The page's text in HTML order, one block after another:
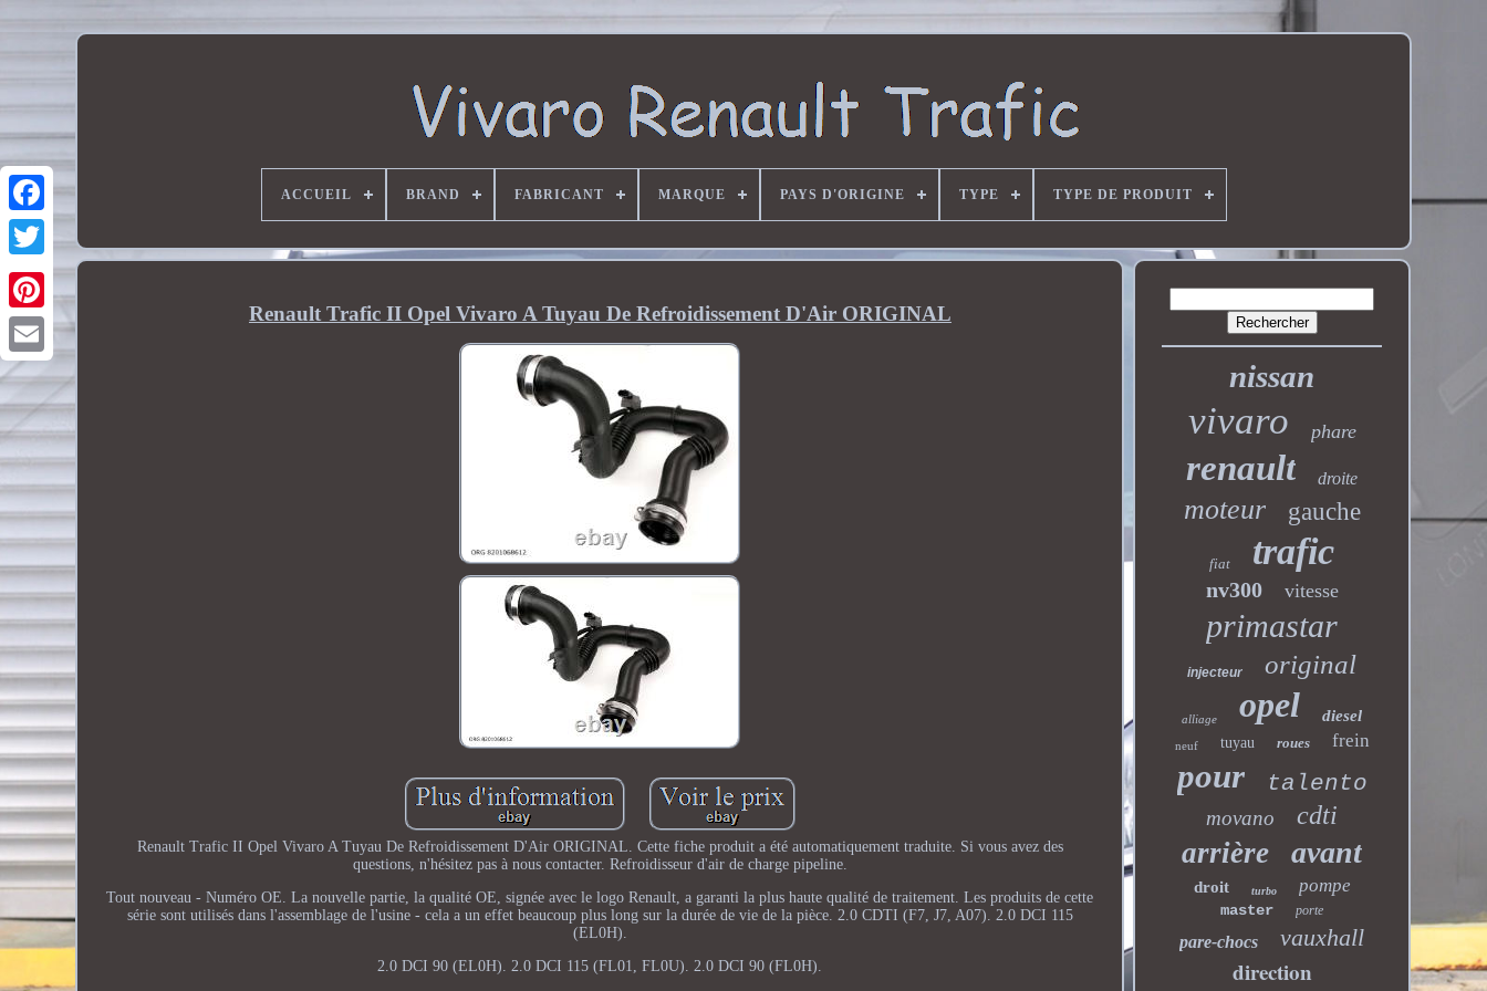
ACCUEIL BRAND FABRICANT MARQUE PAYS D'ORIGINE TYPE TYPE DE PRODUIT
Renault Trafic II Opel Vivaro A Tuyau De Refroidissement D'Air ORIGINAL
Renault Trafic II Opel Vivaro A Tuyau De Refroidissement D'Air ORIGINAL. Cette fiche produit a été automatiquement traduite. Si vous avez des
questions, n'hésitez pas à nous contacter. Refroidisseur d'air de charge pipeline.
Tout nouveau - Numéro OE. La nouvelle partie, la qualité OE, signée avec le logo Renault, a garanti la plus haute qualité de traitement. Les produits de cette
série sont utilisés dans l'assemblage de l'usine - cela a un effet beaucoup plus long sur la durée de vie de la pièce. 2.0 CDTI (F7, J7, A07). 2.0 DCI 115
(EL0H).
2.0 DCI 90 (EL0H). 2.0 DCI 115 (FL01, FL0U). 2.0 DCI 90 (FL0H).
nissan
vivaro phare
renault droite
moteur gauche
fiat trafic
nv300 vitesse
primastar
injecteur original
alliage opel diesel
neuf tuyau roues frein
pour talento
movano cdti
arrière avant
droit turbo pompe
master porte
pare-chocs vauxhall
direction